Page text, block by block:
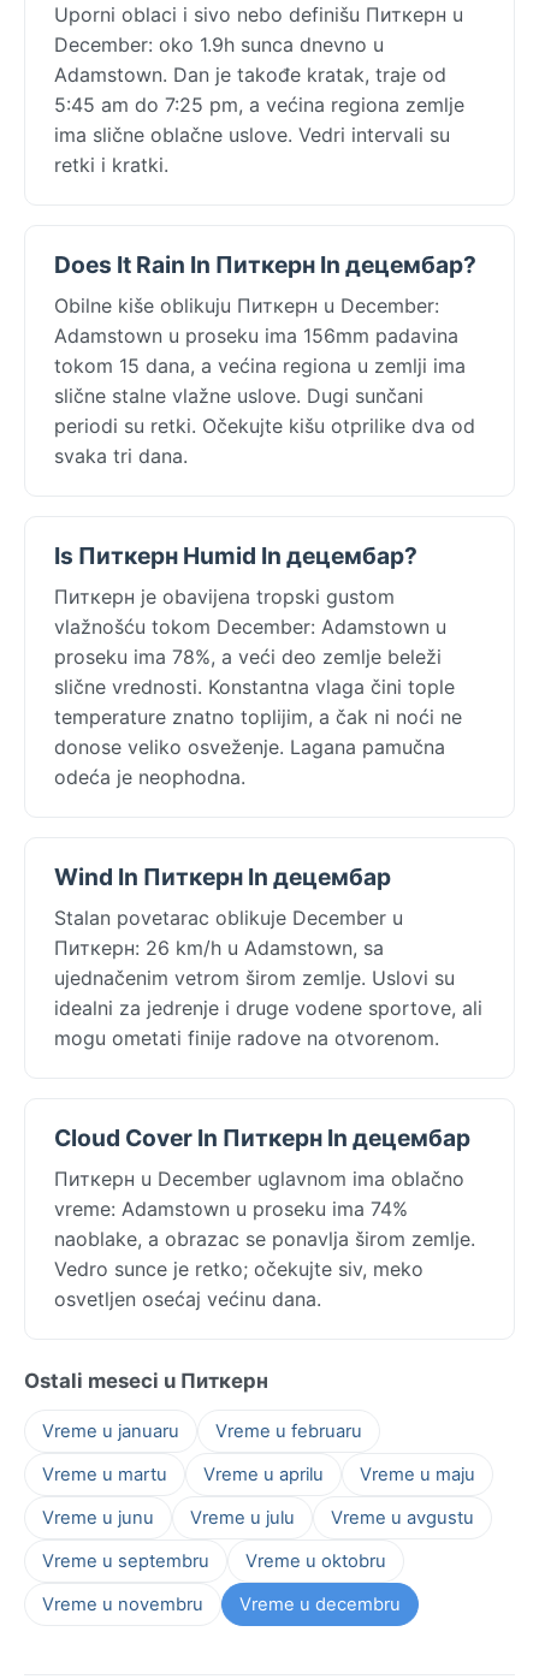
Uporni oblaci i sivo nebo definišu Питкерн u
December: oko 1.9h sunca dnevno u
Adamstown. Dan je takođe kratak, traje od
5:45 am do 7:25 pm, a većina regiona zemlje
ima slične oblačne uslove. Vedri intervali su
retki i kratki.
Does It Rain In Питкерн In децембар?
Obilne kiše oblikuju Питкерн u December:
Adamstown u proseku ima 156mm padavina
tokom 15 dana, a većina regiona u zemlji ima
slične stalne vlažne uslove. Dugi sunčani
periodi su retki. Očekujte kišu otprilike dva od
svaka tri dana.
Is Питкерн Humid In децембар?
Питкерн je obavijena tropski gustom
vlažnošću tokom December: Adamstown u
proseku ima 78%, a veći deo zemlje beleži
slične vrednosti. Konstantna vlaga čini tople
temperature znatno toplijim, a čak ni noći ne
donose veliko osveženje. Lagana pamučna
odeća je neophodna.
Wind In Питкерн In децембар
Stalan povetarac oblikuje December u
Питкерн: 26 km/h u Adamstown, sa
ujednačenim vetrom širom zemlje. Uslovi su
idealni za jedrenje i druge vodene sportove, ali
mogu ometati finije radove na otvorenom.
Cloud Cover In Питкерн In децембар
Питкерн u December uglavnom ima oblačno
vreme: Adamstown u proseku ima 74%
naoblake, a obrazac se ponavlja širom zemlje.
Vedro sunce je retko; očekujte siv, meko
osvetljen osećaj većinu dana.
Ostali meseci u Питкерн
Vreme u januaru
Vreme u februaru
Vreme u martu
Vreme u aprilu
Vreme u maju
Vreme u junu
Vreme u julu
Vreme u avgustu
Vreme u septembru
Vreme u oktobru
Vreme u novembru
Vreme u decembru